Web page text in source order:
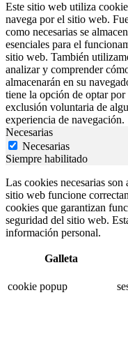
Este sitio web utiliza
navega por el sitio web.
como necesarias se
esenciales para el
sitio web. También
analizar y comprender
almacenarán en su
tiene la opción de optar
exclusión voluntaria de
experiencia de navegación.
Necesarias
Necesarias
Siempre habilitado
Las cookies necesarias son
sitio web funcione
cookies que garantizan
seguridad del sitio web.
información personal.
Galleta
cookie popup